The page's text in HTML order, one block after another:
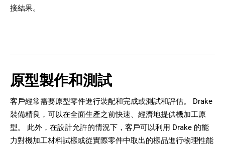
接結果。
原型製作和測試
客戶經常需要原型零件進行裝配和完成或測試和評估。 Drake
裝備精良，可以在全面生產之前快速、經濟地提供機加工原
型。 此外，在設計允許的情況下，客戶可以利用 Drake 的能
力對機加工材料試樣或從實際零件中取出的樣品進行物理性能